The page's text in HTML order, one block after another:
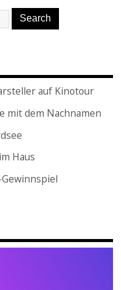
auf Kinotour
mit dem Nachnamen
Haus